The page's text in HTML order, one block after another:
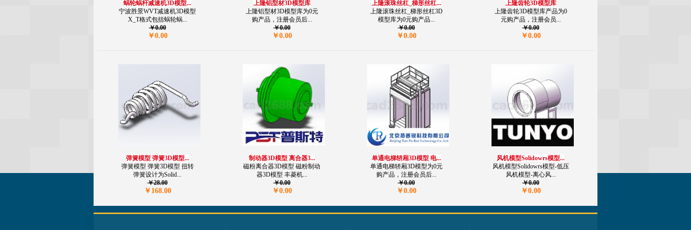
蜗轮蜗杆减速机3D模型...
宁波胜景WVT减速机3D模型
X_T格式包括蜗轮蜗...
￥0.00
￥0.00
上隆铝型材3D模型库
上隆铝型材3D模型库为0元
购产品，注册会员后...
￥0.00
￥0.00
上隆滚珠丝杠_梯形丝杠...
上隆滚珠丝杠_梯形丝杠3D
模型库为0元购产品...
￥0.00
￥0.00
上隆齿轮3D模型库
上隆齿轮3D模型库产品为0
元购产品，注册会员...
￥0.00
￥0.00
弹簧模型 弹簧3D模型...
弹簧模型 弹簧3D模型 扭转
弹簧设计为Solid...
￥28.00
￥168.00
制动器3D模型 离合器3...
磁粉离合器3D模型 磁粉制动
器3D模型 丰菱机...
￥0.00
￥0.00
单通电梯轿厢3D模型 电...
单通电梯轿厢3D模型为0元
购产品，注册会员后...
￥0.00
￥0.00
风机模型Solidowrs模型...
风机模型Solidowrs模型-低压
风机模型-离心风...
￥0.00
￥0.00